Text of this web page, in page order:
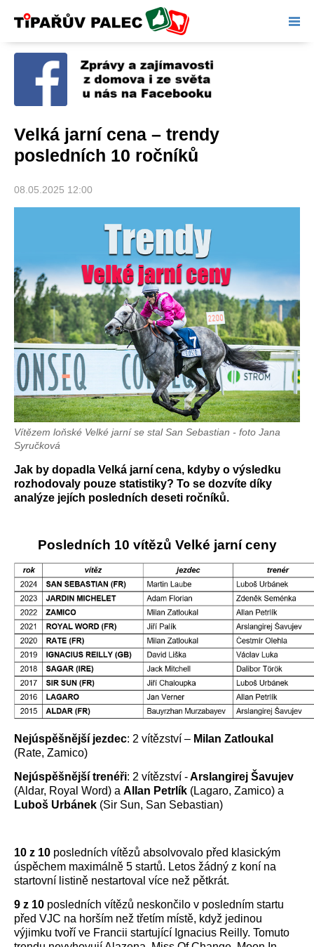
Tipařův palec
Velká jarní cena – trendy
posledních 10 ročníků
08.05.2025 12:00
Vítězem loňské Velké jarní se stal San Sebastian - foto Jana
Syručková
Jak by dopadla Velká jarní cena, kdyby o výsledku
rozhodovaly pouze statistiky? To se dozvíte díky
analýze jejích posledních deseti ročníků.
Posledních 10 vítězů Velké jarní ceny
Nejúspěšnější jezdec: 2 vítězství – Milan Zatloukal
(Rate, Zamico)
Nejúspěšnější trenéři: 2 vítězství -Arslangirej Šavujev
(Aldar, Royal Word) a Allan Petrlík (Lagaro, Zamico) a
Luboš Urbánek (Sir Sun, San Sebastian)
10 z 10 posledních vítězů absolvovalo před klasickým
úspěchem maximálně 5 startů. Letos žádný z koní na
startovní listině nestartoval více než pětkrát.
9 z 10 posledních vítězů neskončilo v posledním startu
před VJC na horším než třetím místě, když jedinou
výjimku tvoří ve Francii startující Ignacius Reilly. Tomuto